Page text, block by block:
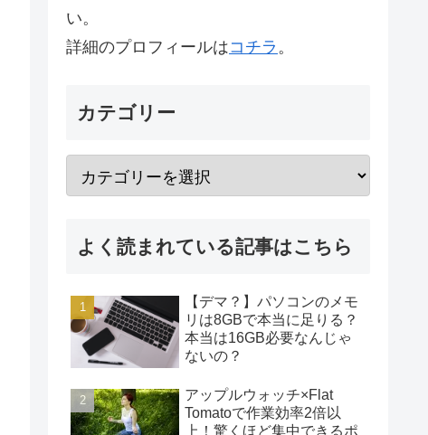
い。
詳細のプロフィールはコチラ 。
カテゴリー
よく読まれている記事はこちら
【デマ？】パソコンのメモ
リは8GBで本当に足りる？
本当は16GB必要なんじゃ
ないの？
アップルウォッチ×Flat
Tomatoで作業効率2倍以
上！驚くほど集中できるポ